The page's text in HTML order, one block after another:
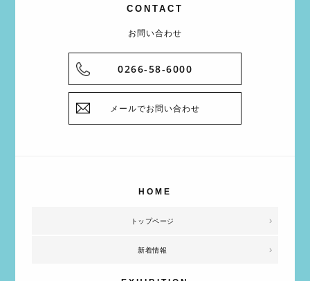
CONTACT
お問い合わせ
0266-58-6000
メールでお問い合わせ
トップページ
新着情報